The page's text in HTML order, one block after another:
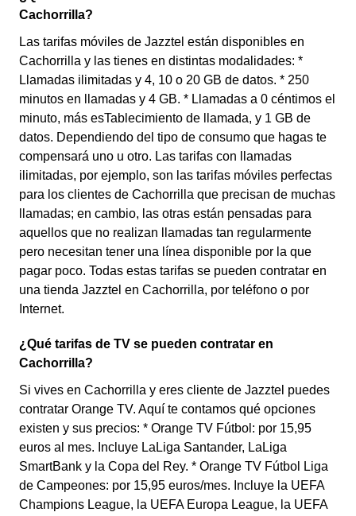
Cachorrilla?
Las tarifas móviles de Jazztel están disponibles en
Cachorrilla y las tienes en distintas modalidades: *
Llamadas ilimitadas y 4, 10 o 20 GB de datos. * 250
minutos en llamadas y 4 GB. * Llamadas a 0 céntimos el
minuto, más esTablecimiento de llamada, y 1 GB de
datos. Dependiendo del tipo de consumo que hagas te
compensará uno u otro. Las tarifas con llamadas
ilimitadas, por ejemplo, son las tarifas móviles perfectas
para los clientes de Cachorrilla que precisan de muchas
llamadas; en cambio, las otras están pensadas para
aquellos que no realizan llamadas tan regularmente
pero necesitan tener una línea disponible por la que
pagar poco. Todas estas tarifas se pueden contratar en
una tienda Jazztel en Cachorrilla, por teléfono o por
Internet.
¿Qué tarifas de TV se pueden contratar en
Cachorrilla?
Si vives en Cachorrilla y eres cliente de Jazztel puedes
contratar Orange TV. Aquí te contamos qué opciones
existen y sus precios: * Orange TV Fútbol: por 15,95
euros al mes. Incluye LaLiga Santander, LaLiga
SmartBank y la Copa del Rey. * Orange TV Fútbol Liga
de Campeones: por 15,95 euros/mes. Incluye la UEFA
Champions League, la UEFA Europa League, la UEFA